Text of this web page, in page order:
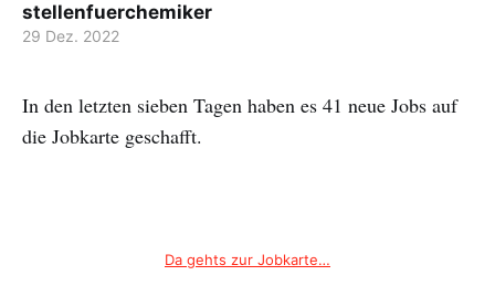
stellenfuerchemiker
29 Dez. 2022
In den letzten sieben Tagen haben es 41 neue Jobs auf
die Jobkarte geschafft.
Da gehts zur Jobkarte…